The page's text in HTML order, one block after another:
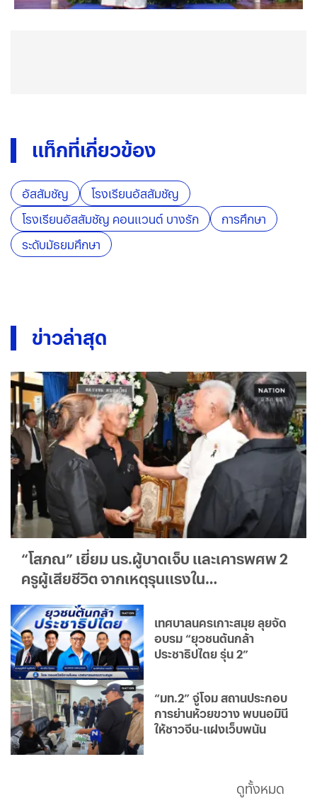
แท็กที่เกี่ยวข้อง
อัสสัมชัญ
โรงเรียนอัสสัมชัญ
โรงเรียนอัสสัมชัญ คอนแวนต์ บางรัก
การศึกษา
ระดับมัธยมศึกษา
ข่าวล่าสุด
“โสภณ” เยี่ยม นร.ผู้บาดเจ็บ และเคารพศพ 2
ครูผู้เสียชีวิต จากเหตุรุนแรงใน
เทศบาลนครเกาะสมุย ลุยจัด
อบรม “ยุวชนต้นกล้า
ประชาธิปไตย รุ่น 2”
“มท.2” จู่โจม สถานประกอบ
การย่านห้วยขวาง พบนอมินี
ให้ชาวจีน-แฝงเว็บพนัน
ดูทั้งหมด